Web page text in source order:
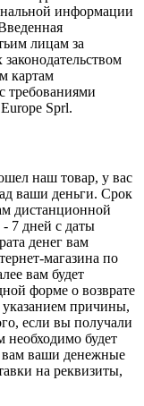
информации
лицам за
картам
требованиями
Sprl.
наш товар, у вас
ваши деньги. Срок
дистанционной
- 7 дней с даты
денег вам
магазина по
вам будет
форме о возврате
причины,
если вы получали
необходимо будет
вам ваши денежные
на реквизиты,